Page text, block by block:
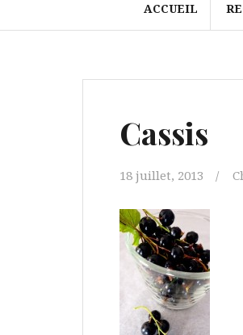
ACCUEIL
Cassis
18 juillet, 2013